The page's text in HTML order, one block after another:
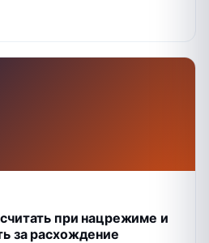
при нацрежиме и
за расхождение